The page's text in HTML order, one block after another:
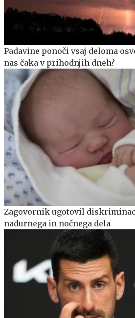
Padavine ponoči vsaj deloma
nas čaka v prihodnjih dneh?
Zagovornik ugotovil
nadurnega in nočnega dela